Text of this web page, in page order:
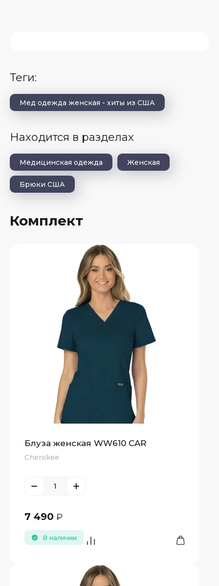
теги:
Мед одежда женская - хиты из США
Находится в разделах
Медицинская одежда Женская
Брюки США
Комплект
Блуза женская WW610 CAR
Cherokee
7 490 ₽
В наличии